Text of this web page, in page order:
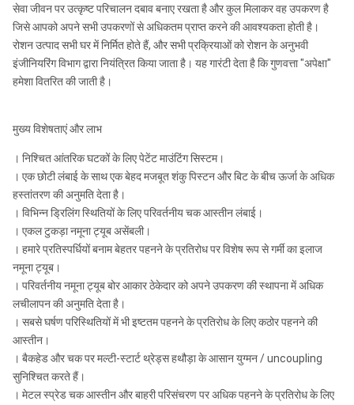
सेवा जीवन पर उत्कृष्ट परिचालन दबाव बनाए रखता है और कुल मिलाकर वह उपकरण है
जिसे आपको अपने सभी उपकरणों से अधिकतम प्राप्त करने की आवश्यकता होती है।
रोशन उत्पाद सभी घर में निर्मित होते हैं, और सभी प्रक्रियाओं को रोशन के अनुभवी
इंजीनियरिंग विभाग द्वारा नियंत्रित किया जाता है। यह गारंटी देता है कि गुणवत्ता "अपेक्षा"
हमेशा वितरित की जाती है।
मुख्य विशेषताएं और लाभ
। निश्चित आंतरिक घटकों के लिए पेटेंट माउंटिंग सिस्टम।
। एक छोटी लंबाई के साथ एक बेहद मजबूत शंकु पिस्टन और बिट के बीच ऊर्जा के अधिक
हस्तांतरण की अनुमति देता है।
। विभिन्न ड्रिलिंग स्थितियों के लिए परिवर्तनीय चक आस्तीन लंबाई।
। एकल टुकड़ा नमूना ट्यूब असेंबली।
। हमारे प्रतिस्पर्धियों बनाम बेहतर पहनने के प्रतिरोध पर विशेष रूप से गर्मी का इलाज
नमूना ट्यूब।
। परिवर्तनीय नमूना ट्यूब बोर आकार ठेकेदार को अपने उपकरण की स्थापना में अधिक
लचीलापन की अनुमति देता है।
। सबसे घर्षण परिस्थितियों में भी इष्टतम पहनने के प्रतिरोध के लिए कठोर पहनने की
आस्तीन।
। बैकहेड और चक पर मल्टी-स्टार्ट थ्रेड्स हथौड़ा के आसान युग्मन / uncoupling
सुनिश्चित करते हैं।
। मेटल स्प्रेड चक आस्तीन और बाहरी परिसंचरण पर अधिक पहनने के प्रतिरोध के लिए